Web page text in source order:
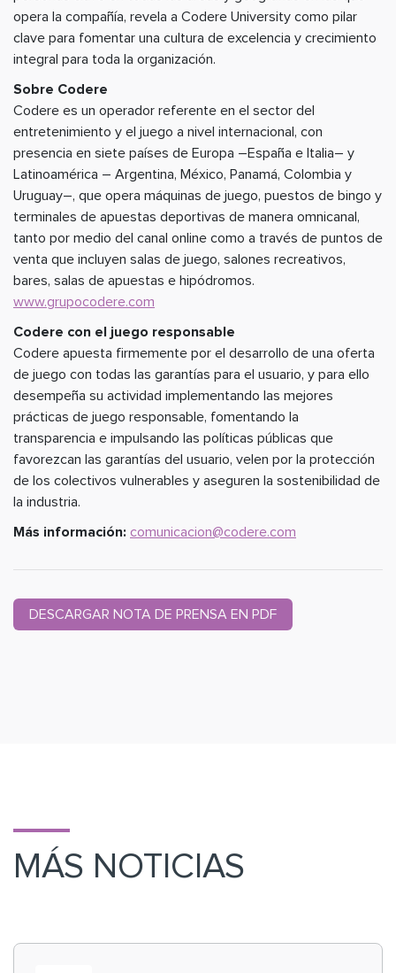
opera la compañía, revela a Codere University como pilar
clave para fomentar una cultura de excelencia y crecimiento
integral para toda la organización.
Sobre Codere
Codere es un operador referente en el sector del
entretenimiento y el juego a nivel internacional, con
presencia en siete países de Europa –España e Italia– y
Latinoamérica – Argentina, México, Panamá, Colombia y
Uruguay–, que opera máquinas de juego, puestos de bingo y
terminales de apuestas deportivas de manera omnicanal,
tanto por medio del canal online como a través de puntos de
venta que incluyen salas de juego, salones recreativos,
bares, salas de apuestas e hipódromos.
www.grupocodere.com
Codere con el juego responsable
Codere apuesta firmemente por el desarrollo de una oferta
de juego con todas las garantías para el usuario, y para ello
desempeña su actividad implementando las mejores
prácticas de juego responsable, fomentando la
transparencia e impulsando las políticas públicas que
favorezcan las garantías del usuario, velen por la protección
de los colectivos vulnerables y aseguren la sostenibilidad de
la industria.
Más información: comunicacion@codere.com
DESCARGAR NOTA DE PRENSA EN PDF
MÁS NOTICIAS